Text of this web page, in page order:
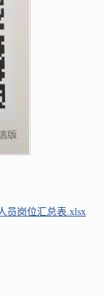
员岗位汇总表.xlsx